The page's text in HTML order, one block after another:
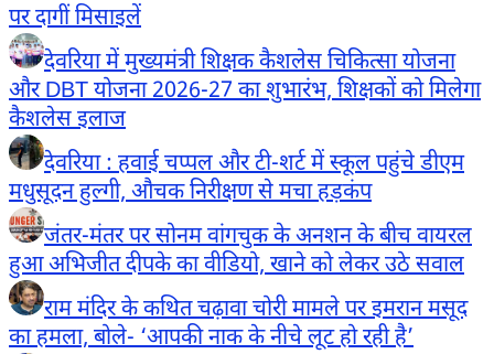
पर दागीं मिसाइलें
देवरिया में मुख्यमंत्री शिक्षक कैशलेस चिकित्सा योजना
और DBT योजना 2026-27 का शुभारंभ, शिक्षकों को मिलेगा
कैशलेस इलाज
देवरिया : हवाई चप्पल और टी-शर्ट में स्कूल पहुंचे डीएम
मधुसूदन हुल्गी, औचक निरीक्षण से मचा हड़कंप
जंतर-मंतर पर सोनम वांगचुक के अनशन के बीच वायरल
हुआ अभिजीत दीपके का वीडियो, खाने को लेकर उठे सवाल
राम मंदिर के कथित चढ़ावा चोरी मामले पर इमरान मसूद
का हमला, बोले- ‘आपकी नाक के नीचे लूट हो रही है’